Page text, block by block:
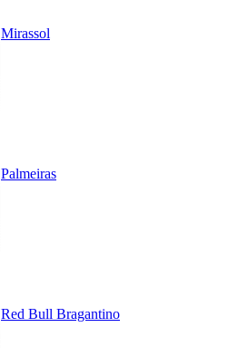
Mirassol
Palmeiras
Red Bull Bragantino